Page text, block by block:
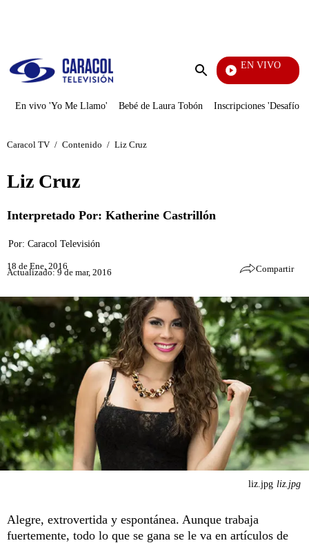
Enviar
EN VIVO
Mi Pecado
En vivo 'Yo Me Llamo' Bebé de Laura Tobón Inscripciones 'Desafío'
Caracol TV / Contenido / Liz Cruz
Liz Cruz
Interpretado Por: Katherine Castrillón
Por: Caracol Televisión
18 de Ene, 2016
Actualizado: 9 de mar, 2016 Compartir
liz.jpg liz.jpg
Alegre, extrovertida y espontánea. Aunque trabaja
fuertemente, todo lo que se gana se le va en artículos de